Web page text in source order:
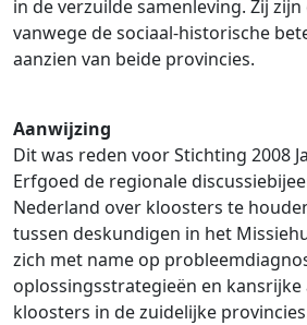
in de verzuilde samenleving. Zij
vanwege de sociaal-historische
aanzien van beide provincies.
Aanwijzing
Dit was reden voor Stichting 2008
Erfgoed de regionale
Nederland over kloosters te
tussen deskundigen in het
zich met name op
oplossingsstrategieën en kansrijke
kloosters in de zuidelijke